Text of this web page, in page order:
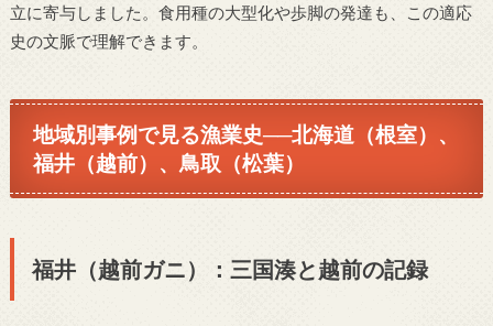
立に寄与しました。食用種の大型化や歩脚の発達も、この適応
史の文脈で理解できます。
地域別事例で見る漁業史──北海道（根室）、
福井（越前）、鳥取（松葉）
福井（越前ガニ）：三国湊と越前の記録